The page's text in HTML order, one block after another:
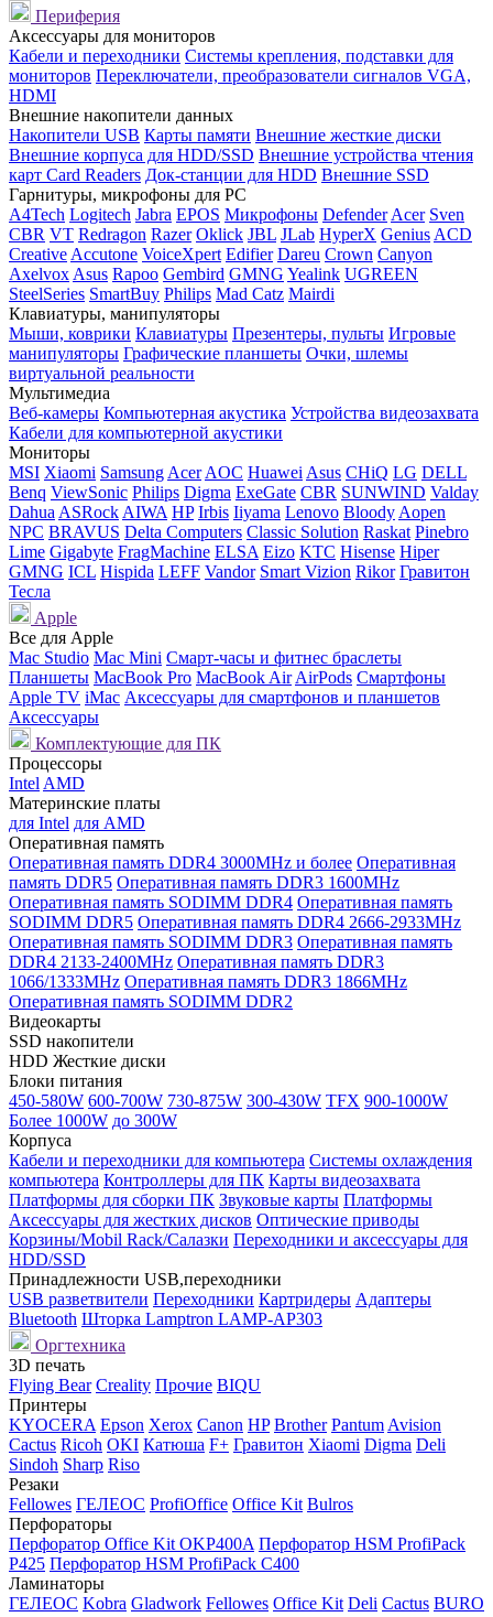
Периферия
Аксессуары для мониторов
Кабели и переходники Системы крепления, подставки для
мониторов Переключатели, преобразователи сигналов VGA,
HDMI
Внешние накопители данных
Накопители USB Карты памяти Внешние жесткие диски
Внешние корпуса для HDD/SSD Внешние устройства чтения
карт Card Readers Док-станции для HDD Внешние SSD
Гарнитуры, микрофоны для PC
A4Tech Logitech Jabra EPOS Микрофоны Defender Acer Sven
CBR VT Redragon Razer Oklick JBL JLab HyperX Genius ACD
Creative Accutone VoiceXpert Edifier Dareu Crown Canyon
Axelvox Asus Rapoo Gembird GMNG Yealink UGREEN
SteelSeries SmartBuy Philips Mad Catz Mairdi
Клавиатуры, манипуляторы
Мыши, коврики Клавиатуры Презентеры, пульты Игровые
манипуляторы Графические планшеты Очки, шлемы
виртуальной реальности
Мультимедиа
Веб-камеры Компьютерная акустика Устройства видеозахвата
Кабели для компьютерной акустики
Мониторы
MSI Xiaomi Samsung Acer AOC Huawei Asus CHiQ LG DELL
Benq ViewSonic Philips Digma ExeGate CBR SUNWIND Valday
Dahua ASRock AIWA HP Irbis Iiyama Lenovo Bloody Aopen
NPC BRAVUS Delta Computers Classic Solution Raskat Pinebro
Lime Gigabyte FragMachine ELSA Eizo KTC Hisense Hiper
GMNG ICL Hispida LEFF Vandor Smart Vizion Rikor Гравитон
Тесла
Apple
Все для Apple
Mac Studio Mac Mini Смарт-часы и фитнес браслеты
Планшеты MacBook Pro MacBook Air AirPods Смартфоны
Apple TV iMac Аксессуары для смартфонов и планшетов
Аксессуары
Комплектующие для ПК
Процессоры
Intel AMD
Материнские платы
для Intel для AMD
Оперативная память
Оперативная память DDR4 3000MHz и более Оперативная
память DDR5 Оперативная память DDR3 1600MHz
Оперативная память SODIMM DDR4 Оперативная память
SODIMM DDR5 Оперативная память DDR4 2666-2933MHz
Оперативная память SODIMM DDR3 Оперативная память
DDR4 2133-2400MHz Оперативная память DDR3
1066/1333MHz Оперативная память DDR3 1866MHz
Оперативная память SODIMM DDR2
Видеокарты
SSD накопители
HDD Жесткие диски
Блоки питания
450-580W 600-700W 730-875W 300-430W TFX 900-1000W
Более 1000W до 300W
Корпуса
Кабели и переходники для компьютера Системы охлаждения
компьютера Контроллеры для ПК Карты видеозахвата
Платформы для сборки ПК Звуковые карты Платформы
Аксессуары для жестких дисков Оптические приводы
Корзины/Mobil Rack/Салазки Переходники и аксессуары для
HDD/SSD
Принадлежности USB,переходники
USB разветвители Переходники Картридеры Адаптеры
Bluetooth Шторка Lamptron LAMP-AP303
Оргтехника
3D печать
Flying Bear Creality Прочие BIQU
Принтеры
KYOCERA Epson Xerox Canon HP Brother Pantum Avision
Cactus Ricoh OKI Катюша F+ Гравитон Xiaomi Digma Deli
Sindoh Sharp Riso
Резаки
Fellowes ГЕЛЕОС ProfiOffice Office Kit Bulros
Перфораторы
Перфоратор Office Kit OKP400A Перфоратор HSM ProfiPack
P425 Перфоратор HSM ProfiPack C400
Ламинаторы
ГЕЛЕОС Kobra Gladwork Fellowes Office Kit Deli Cactus BURO